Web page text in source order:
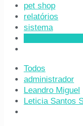
pet shop
relatórios
sistema
Todos
administrador
Leandro Miguel
Leticia Santos